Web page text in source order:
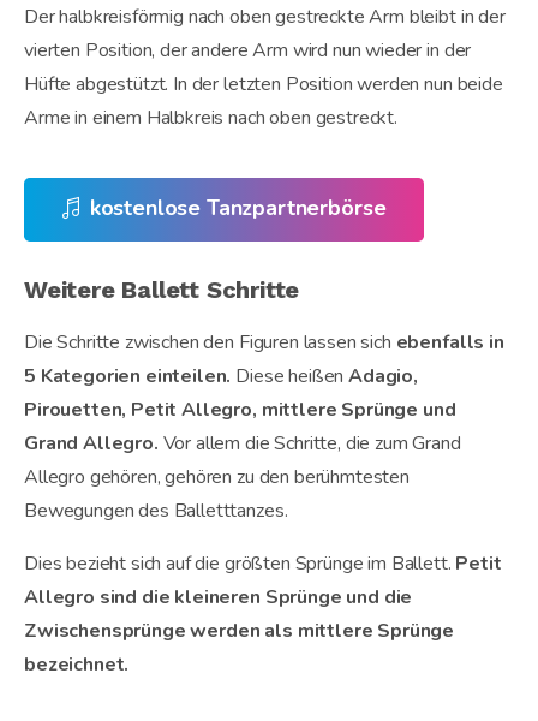
Der halbkreisförmig nach oben gestreckte Arm bleibt in der
vierten Position, der andere Arm wird nun wieder in der
Hüfte abgestützt. In der letzten Position werden nun beide
Arme in einem Halbkreis nach oben gestreckt.
kostenlose Tanzpartnerbörse
Weitere Ballett Schritte
Die Schritte zwischen den Figuren lassen sich ebenfalls in
5 Kategorien einteilen. Diese heißenAdagio,
Pirouetten, Petit Allegro, mittlere Sprünge und
Grand Allegro. Vor allem die Schritte, die zum Grand
Allegro gehören, gehören zu den berühmtesten
Bewegungen des Balletttanzes.
Dies bezieht sich auf die größten Sprünge im Ballett. Petit
Allegro sind die kleineren Sprünge und die
Zwischensprünge werden als mittlere Sprünge
bezeichnet.